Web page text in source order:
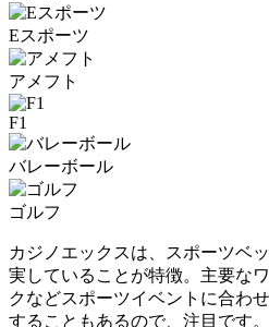
Eスポーツ
アメフト
F1
バレーボール
ゴルフ
カジノエックスは、スポーツベ
実していることが特徴。主要な
クなどスポーツイベントに合わ
することもあるので、注目です。